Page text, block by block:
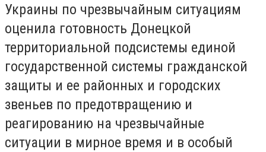
Украины по чрезвычайным ситуациям
оценила готовность Донецкой
территориальной подсистемы единой
государственной системы гражданской
защиты и ее районных и городских
звеньев по предотвращению и
реагированию на чрезвычайные
ситуации в мирное время и в особый